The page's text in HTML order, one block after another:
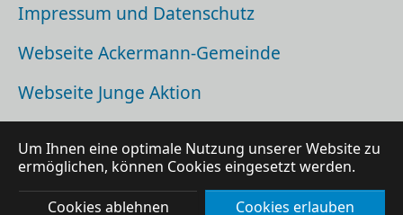
Um Ihnen eine optimale Nutzung unserer Website zu
ermöglichen, können Cookies eingesetzt werden.
Cookies ablehnen Cookies erlauben
Impressum und Datenschutz
Webseite Ackermann-Gemeinde
Webseite Junge Aktion
© 2026 Ackermann-Gemeinde e.V.